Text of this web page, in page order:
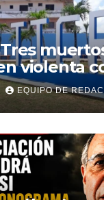
violenta
EQUIPO DE